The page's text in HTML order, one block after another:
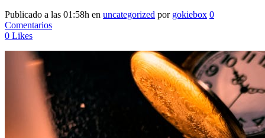
Publicado a las 01:58h en uncategorized por gokiebox 0
Comentarios
0 Likes